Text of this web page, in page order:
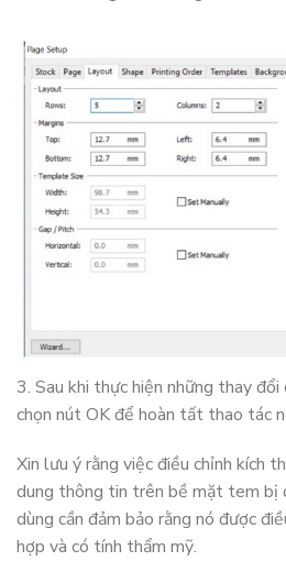
3. Sau khi thực hiện những thay đổi
chọn nút OK để hoàn tất thao tác
Xin lưu ý rằng việc điều chỉnh kích
dung thông tin trên bề mặt tem bị
dùng cần đảm bảo rằng nó được
hợp và có tính thẩm mỹ.